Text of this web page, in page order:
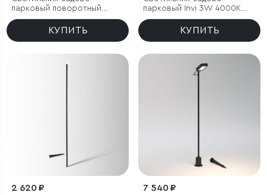
парковый поворотный
Landscape 29W черный
КУПИТЬ
парковый Invi 3W 4000K
черный
КУПИТЬ
2 620 ₽ 7 540 ₽